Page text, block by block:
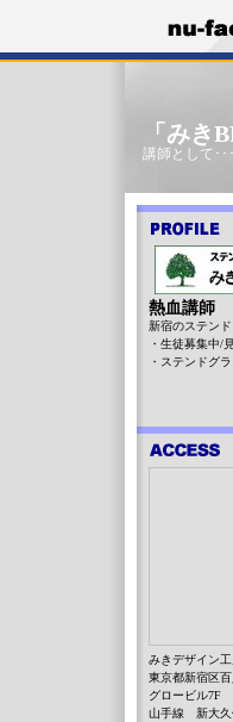
「み
講師として･
熱血講師
新宿のステン
・生徒募集中/
・ステンドグ
みきデザイン
東京都新宿区
グロービル7F
山手線 新大